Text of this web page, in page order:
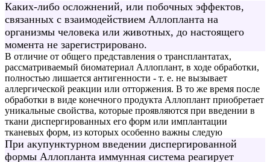
Каких-либо осложнений, или побочных эффектов,
связанных с взаимодействием Аллопланта на
организмы человека или животных, до настоящего
момента не зарегистрировано.
В отличие от общего представления о трансплантатах,
рассматриваемый биоматериал Аллоплант, в ходе обработки,
полностью лишается антигенности - т. е. не вызывает
аллергической реакции или отторжения. В то же время после
обработки в виде конечного продукта Аллоплант приобретает
уникальные свойства, которые проявляются при введении в
ткани диспергированных его форм или имплантации
тканевых форм, из которых особенно важны следую
При акупунктурном введении диспергированной
формы Аллопланта иммунная система реагирует